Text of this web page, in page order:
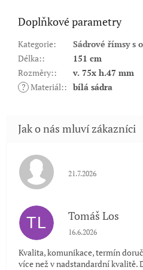
Doplňkové parametry
Kategorie:
Sádrové římsy s
Délka::
151 cm
Rozměry::
v. 75x h.47 mm
? Materiál:: bílá sádra
Hodnocení obchodu
21.7.2026
TL Tomáš Los
Hodnocení obchodu
16.6.2026
Kvalita, komunikace, termín
více než v nadstandardní kvalitě.